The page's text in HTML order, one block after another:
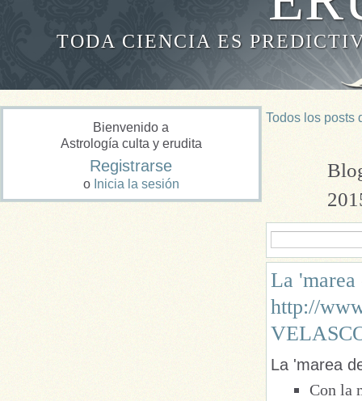
TODA CIENCIA ES
Bienvenido a
Astrología culta y erudita
Registrarse
o Inicia la sesión
Todos los posts
La
http://
La 'marea
Con la